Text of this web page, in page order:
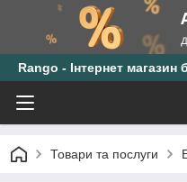
Rango - Інтернет магазин
Товари та послуги